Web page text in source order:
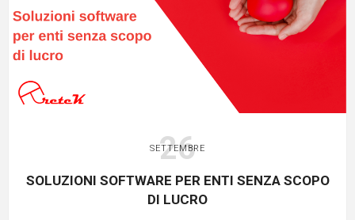
26
SETTEMBRE
SOLUZIONI SOFTWARE PER ENTI SENZA SCOPO
DI LUCRO